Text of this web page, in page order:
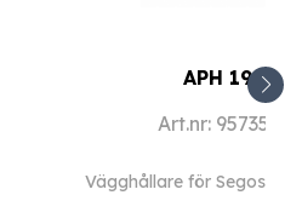
APH 190
Art.nr: 9573570
Vägghållare för Segosoft-